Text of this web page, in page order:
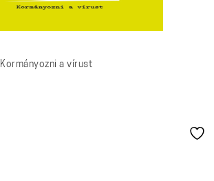
a vírust